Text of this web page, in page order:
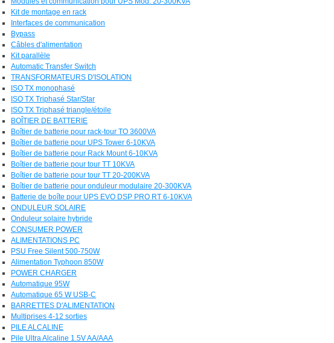
Kit de montage en rack
Interfaces de communication
Bypass
Câbles d'alimentation
Kit parallèle
Automatic Transfer Switch
TRANSFORMATEURS D'ISOLATION
ISO TX monophasé
ISO TX Triphasé Star/Star
ISO TX Triphasé triangle/étoile
BOÎTIER DE BATTERIE
Boîtier de batterie pour rack-tour TO 3600VA
Boîtier de batterie pour UPS Tower 6-10KVA
Boîtier de batterie pour Rack Mount 6-10KVA
Boîtier de batterie pour tour TT 10KVA
Boîtier de batterie pour tour TT 20-200KVA
Boîtier de batterie pour onduleur modulaire 20-300KVA
Batterie de boîte pour UPS EVO DSP PRO RT 6-10KVA
ONDULEUR SOLAIRE
Onduleur solaire hybride
CONSUMER POWER
ALIMENTATIONS PC
PSU Free Silent 500-750W
Alimentation Typhoon 850W
POWER CHARGER
Automatique 95W
Automatique 65 W USB-C
BARRETTES D'ALIMENTATION
Multiprises 4-12 sorties
PILE ALCALINE
Pile Ultra Alcaline 1.5V AA/AAA